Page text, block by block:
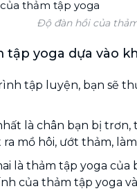
Độ đàn hồi của
tập yoga dựa vào
tập luyện, bạn sẽ
là chân bạn bị
ra mồ hôi, ướt thảm,
là thảm tập yoga của
của thảm tập yoga